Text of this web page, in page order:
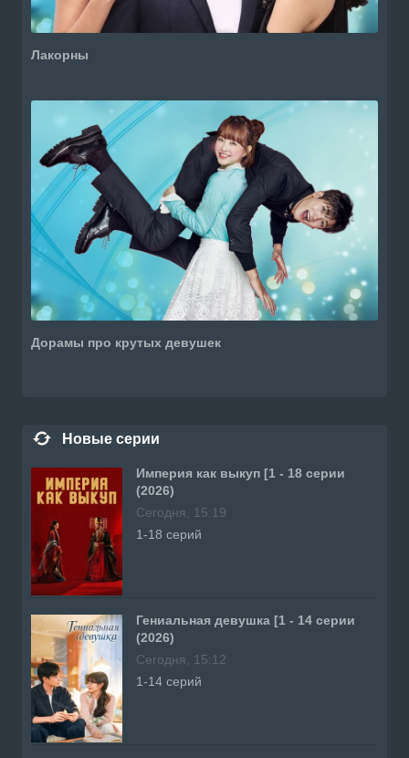
Лакорны
Дорамы про крутых девушек
Новые серии
Империя как выкуп [1 - 18 серии
(2026)
Сегодня, 15:19
1-18 серий
Гениальная девушка [1 - 14 серии
(2026)
Сегодня, 15:12
1-14 серий